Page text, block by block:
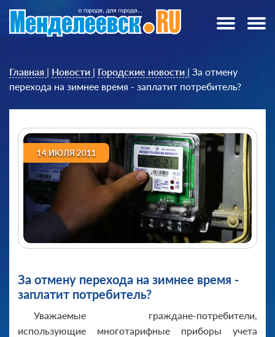
Главная | Новости | Городские новости | За отмену
перехода на зимнее время - заплатит потребитель?
14 ИЮЛЯ 2011
За отмену перехода на зимнее время -
заплатит потребитель?
Уважаемые граждане-потребители,
использующие многотарифные приборы учета